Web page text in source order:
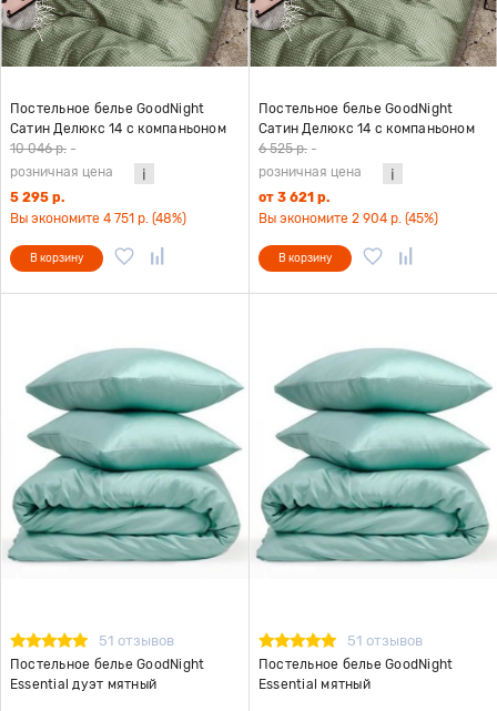
Постельное белье GoodNight
Сатин Делюкс 14 с компаньоном
дуэт (с нав. 50х70)
10 046 р. -
розничная цена
5 295 р.
Вы экономите 4 751 р. (48%)
В корзину
Постельное белье GoodNight
Сатин Делюкс 14 с компаньоном
(с нав. 50х70)
6 525 р. -
розничная цена
от 3 621 р.
Вы экономите 2 904 р. (45%)
В корзину
51 отзывов
Постельное белье GoodNight
Essential дуэт мятный
51 отзывов
Постельное белье GoodNight
Essential мятный